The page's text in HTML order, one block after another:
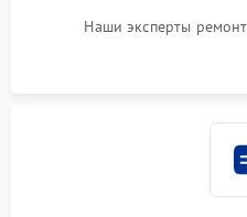
Наши эксперты